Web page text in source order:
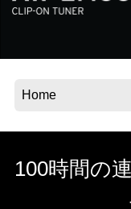
Location
100時間の